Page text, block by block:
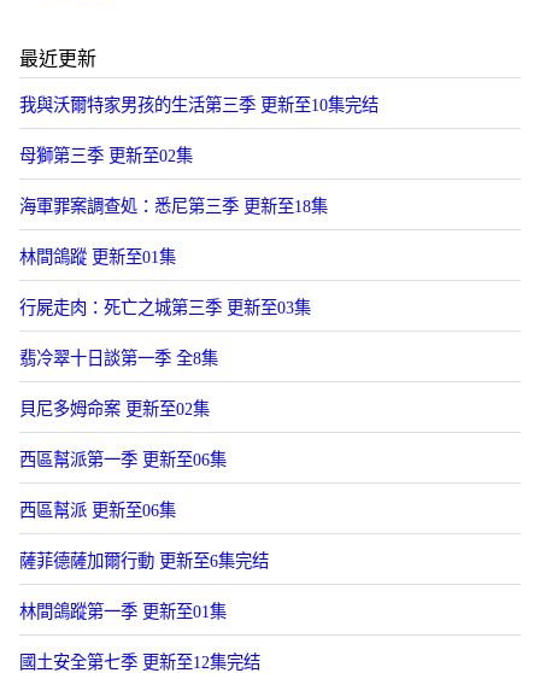
最近更新
我與沃爾特家男孩的生活第三季 更新至10集完结
母獅第三季 更新至02集
海軍罪案調查処：悉尼第三季 更新至18集
林間鴿蹤 更新至01集
行屍走肉：死亡之城第三季 更新至03集
翡冷翠十日談第一季 全8集
貝尼多姆命案 更新至02集
西區幫派第一季 更新至06集
西區幫派 更新至06集
薩菲德薩加爾行動 更新至6集完结
林間鴿蹤第一季 更新至01集
國土安全第七季 更新至12集完结